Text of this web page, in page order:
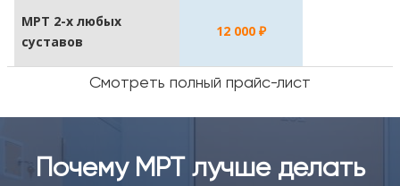
МРТ 2-х любых
суставов
12 000 ₽
Смотреть полный прайс-лист
Почему МРТ лучше делать